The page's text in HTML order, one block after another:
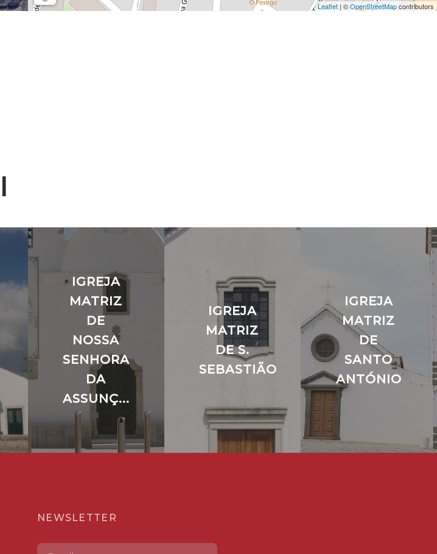
Leaflet | ©OpenStreetMapcontributors
IGREJA
MATRIZ
DE
NOSSA
SENHORA
DA
ASSUNÇ...
IGREJA
MATRIZ
DE S.
SEBASTIÃO
IGREJA
MATRIZ
DE
SANTO
ANTÓNIO
NEWSLETTER